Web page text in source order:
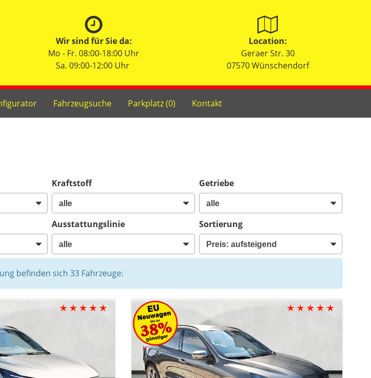
Wir sind für Sie da:
Mo - Fr. 08:00-18:00 Uhr
Sa. 09:00-12:00 Uhr
Location:
Geraer Str. 30
07570 Wünschendorf
Fahrzeugsuche Parkplatz (0) Kontakt
Kraftstoff Getriebe
Ausstattungslinie Sortierung
befinden sich 33Fahrzeuge: